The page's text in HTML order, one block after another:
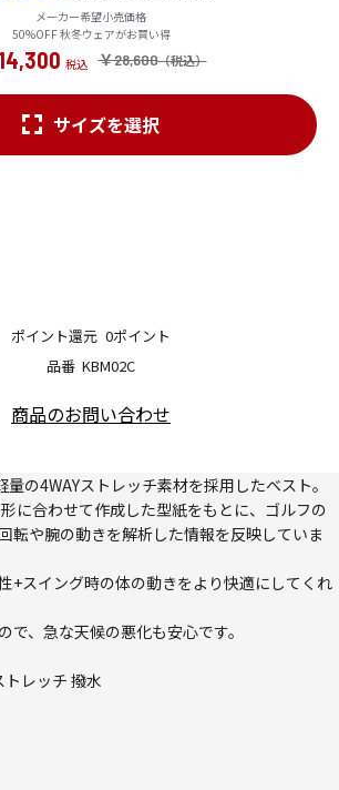
メーカー希望小売価格
50%OFF 秋冬ウェアがお買い得
￥28,600
品番 KBM02C
ポイント還元 0ポイント
サイズを選択
商品のお問い合わせ
の4WAYストレッチ素材を採用したベスト。
に合わせて作成した型紙をもとに、ゴルフの
転や腕の動きを解析した情報を反映していま
+スイング時の体の動きをより快適にしてくれ
で、急な天候の悪化も安心です。
レッチ 撥水